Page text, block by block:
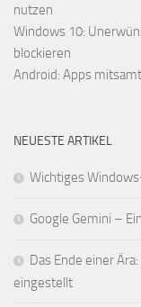
nutzen
Windows 10:
blockieren
Android: Apps
NEUESTE ARTIKEL
Wichtiges
Google Gemini –
Das Ende einer
eingestellt